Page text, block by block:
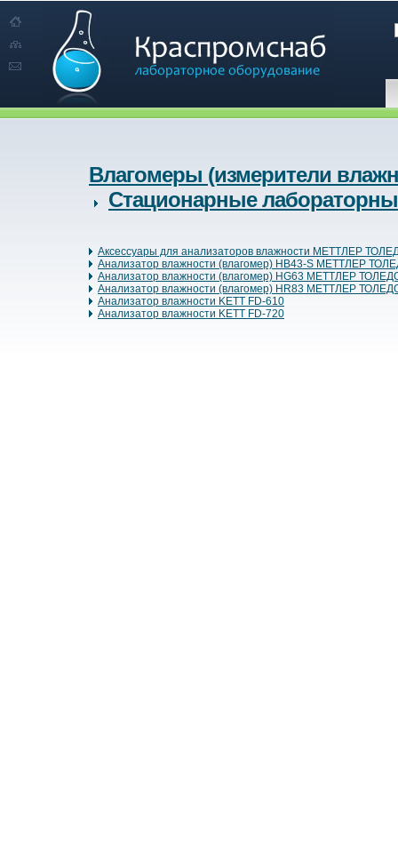
Влагомеры (измерители
Стационарные
Аксессуары для анализаторов влажности МЕТТЛЕР
Анализатор влажности (влагомер) HB43-S МЕТТЛЕР
Анализатор влажности (влагомер) HG63 МЕТТЛЕР
Анализатор влажности (влагомер) HR83 МЕТТЛЕР
Анализатор влажности KETT FD-610
Анализатор влажности KETT FD-720